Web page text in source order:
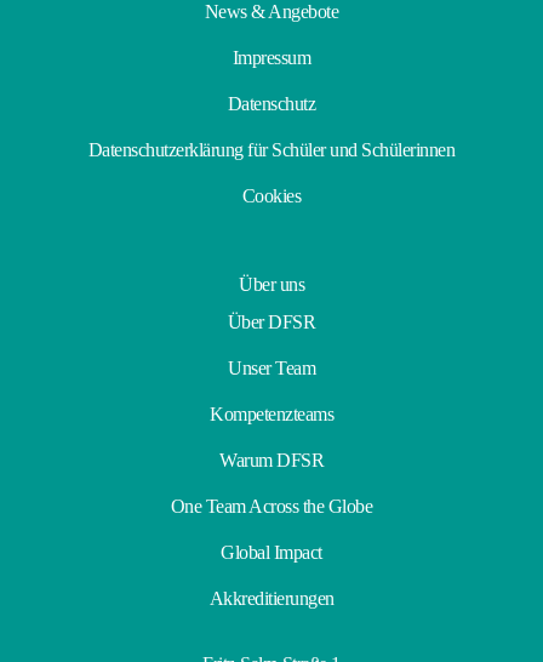
News & Angebote
Impressum
Datenschutz
Datenschutzerklärung für Schüler und Schülerinnen
Cookies
Über uns
Über DFSR
Unser Team
Kompetenzteams
Warum DFSR
One Team Across the Globe
Global Impact
Akkreditierungen